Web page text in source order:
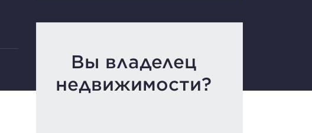
Вы владелец
недвижимости?